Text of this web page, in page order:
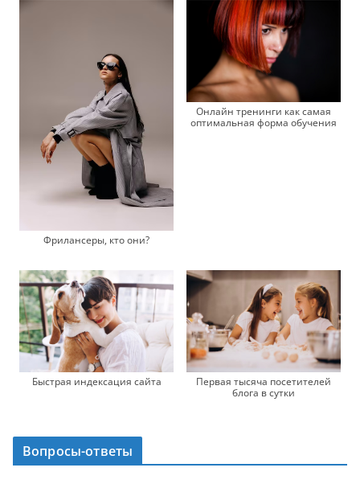
Фрилансеры, кто они?
Онлайн тренинги как самая
оптимальная форма обучения
Быстрая индексация сайта
Первая тысяча посетителей
блога в сутки
Вопросы-ответы